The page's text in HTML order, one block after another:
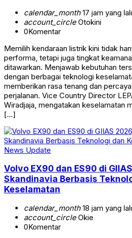
calendar_month17 jam yang
account_circleOtokini
0Komentar
Memilih kendaraan listrik kini tidak
performa, tetapi juga tingkat
ditawarkan. Menjawab kebutuhan
dengan berbagai teknologi
memberikan rasa tenang dan
perjalanan. Vice Country Director
Wiradjaja, mengatakan keselamatan
[…]
News Update
Volvo EX90 dan ES90 di
Skandinavia Berbasis
Keselamatan
calendar_month18 jam yang
account_circleOkie
0Komentar